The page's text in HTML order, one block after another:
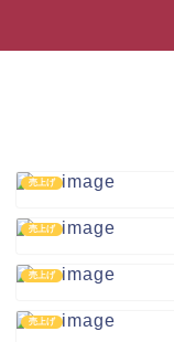
売上げ
売上げ
売上げ
売上げ